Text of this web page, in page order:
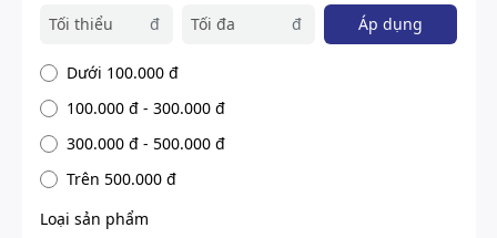
đ
đ Áp dụng
Dưới 100.000 đ
100.000 đ - 300.000 đ
300.000 đ - 500.000 đ
Trên 500.000 đ
Loại sản phẩm